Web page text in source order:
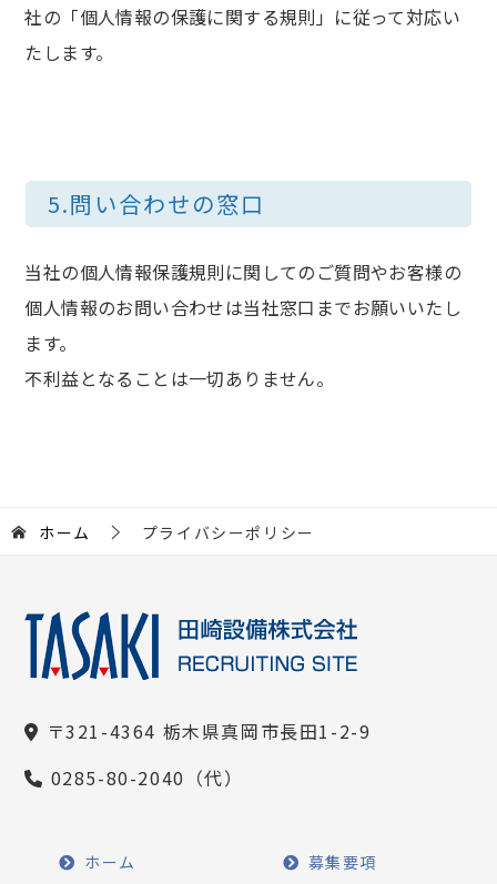
社の「個人情報の保護に関する規則」に従って対応い
たします。
5.問い合わせの窓口
当社の個人情報保護規則に関してのご質問やお客様の
個人情報のお問い合わせは当社窓口までお願いいたし
ます。
不利益となることは一切ありません。
ホーム プライバシーポリシー
〒321-4364 栃木県真岡市長田1-2-9
0285-80-2040（代）
ホーム 募集要項